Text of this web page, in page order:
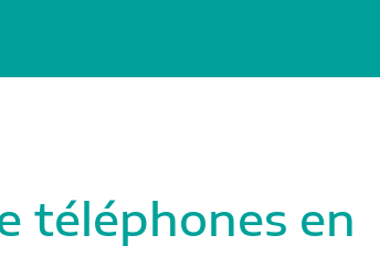
téléphones en